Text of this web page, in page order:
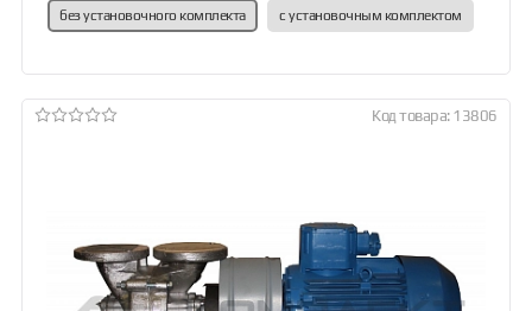
без установочного комплекта с установочным комплектом
Код товара: 13806